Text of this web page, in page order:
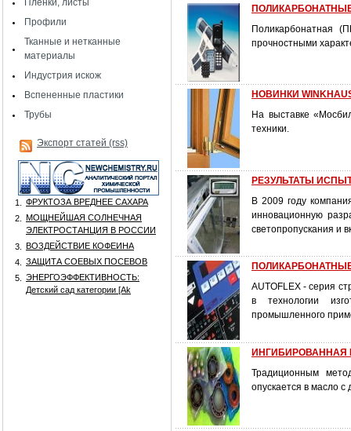
Пленки, листы
Профили
Тканные и нетканные
материалы
Индустрия искож
Вспененные пластики
Трубы
Экспорт статей (rss)
1.
ФРУКТОЗА ВРЕДНЕЕ САХАРА
2.
МОЩНЕЙШАЯ СОЛНЕЧНАЯ
ЭЛЕКТРОСТАНЦИЯ В РОССИИ
3.
ВОЗДЕЙСТВИЕ КОФЕИНА
4.
ЗАЩИТА СОЕВЫХ ПОСЕВОВ
5.
ЭНЕРГОЭФФЕКТИВНОСТЬ:
Детский сад категории [Аk
ПОЛИКАРБОНАТНЫЕ
Поликарбонатная
прочностными
НОВИНКИ
На выставке
техники.
РЕЗУЛЬТАТЫ
В 2009 году
инновационную
светопропускания и
ПОЛИКАРБОНАТНЫЕ
AUTOFLEX - серия
в технологии
промышленного
ИНГИБИРОВАННАЯ
Традиционным
опускается в масло